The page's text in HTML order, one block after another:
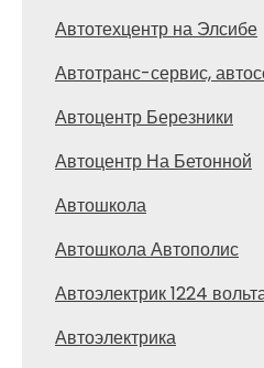
Автотехцентр на Элсибе
Автотранс-сервис,
Автоцентр Березники
Автоцентр На Бетонной
Автошкола
Автошкола Автополис
Автоэлектрик 1224
Автоэлектрика